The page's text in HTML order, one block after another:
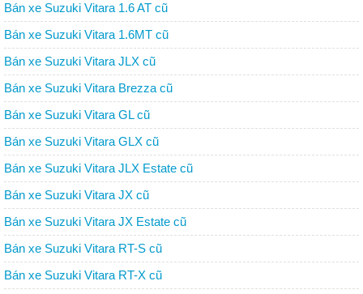
Bán xe Suzuki Vitara 1.6 AT cũ
Bán xe Suzuki Vitara 1.6MT cũ
Bán xe Suzuki Vitara JLX cũ
Bán xe Suzuki Vitara Brezza cũ
Bán xe Suzuki Vitara GL cũ
Bán xe Suzuki Vitara GLX cũ
Bán xe Suzuki Vitara JLX Estate cũ
Bán xe Suzuki Vitara JX cũ
Bán xe Suzuki Vitara JX Estate cũ
Bán xe Suzuki Vitara RT-S cũ
Bán xe Suzuki Vitara RT-X cũ